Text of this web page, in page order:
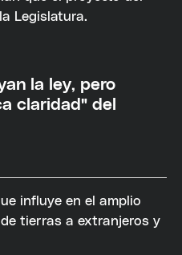
la ley, pero
claridad" del